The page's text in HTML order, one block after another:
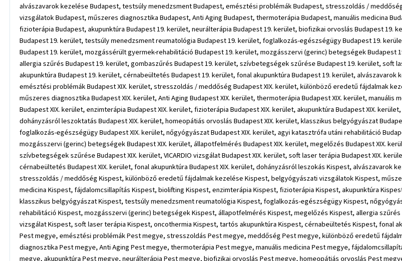
alvászavarok kezelése Budapest, testsúly menedzsment Budapest, emésztési problémák Budapest, stresszoldás /
vizsgálatok Budapest, műszeres diagnosztika Budapest, Anti Aging Budapest, thermoterápia Budapest, manuális medicina
fizioterápia Budapest, akupunktúra Budapest 19. kerület, neurálterápia Budapest 19. kerület, biofizikai orvoslás Budapest
Budapest 19. kerület, testsúly menedzsment reumatológia Budapest 19. kerület, foglalkozás-egészségügy Budapest 19.
Budapest 19. kerület, mozgássérült gyermek-rehabilitáció Budapest 19. kerület, mozgásszervi (gerinc) betegségek
allergia szűrés Budapest 19. kerület, gombaszűrés Budapest 19. kerület, szívbetegségek szűrése Budapest 19. kerület, soft
akupunktúra Budapest 19. kerület, cérnabeültetés Budapest 19. kerület, fonal akupunktúra Budapest 19. kerület,
emésztési problémák Budapest XIX. kerület, stresszoldás / meddőség Budapest XIX. kerület, különböző eredetű fájdalmak
műszeres diagnosztika Budapest XIX. kerület, Anti Aging Budapest XIX. kerület, thermoterápia Budapest XIX. kerület,
Budapest XIX. kerület, enzimterápia Budapest XIX. kerület, fizioterápia Budapest XIX. kerület, akupunktúra Budapest XIX.
dohányzásról leszoktatás Budapest XIX. kerület, homeopátiás orvoslás Budapest XIX. kerület, klasszikus belgyógyászat
foglalkozás-egészségügy Budapest XIX. kerület, nőgyógyászat Budapest XIX. kerület, agyi katasztrófa utáni rehabilitáció
mozgásszervi (gerinc) betegségek Budapest XIX. kerület, állapotfelmérés Budapest XIX. kerület, megelőzés Budapest XIX.
szívbetegségek szűrése Budapest XIX. kerület, VICARDIO vizsgálat Budapest XIX. kerület, soft laser terápia Budapest XIX.
cérnabeültetés Budapest XIX. kerület, fonal akupunktúra Budapest XIX. kerület, dohányzásról leszokás Kispest,
stresszoldás / meddőség Kispest, különböző eredetű fájdalmak kezelése Kispest, belgyógyászati vizsgálatok Kispest,
medicina Kispest, fájdalomcsillapítás Kispest, biolifting Kispest, enzimterápia Kispest, fizioterápia Kispest, akupunktúra
klasszikus belgyógyászat Kispest, testsúly menedzsment reumatológia Kispest, foglalkozás-egészségügy Kispest,
rehabilitáció Kispest, mozgásszervi (gerinc) betegségek Kispest, állapotfelmérés Kispest, megelőzés Kispest, allergia
vizsgálat Kispest, soft laser terápia Kispest, oncothermia Kispest, tartós akupunktúra Kispest, cérnabeültetés Kispest, fonal
Pest megye, emésztési problémák Pest megye, stresszoldás Pest megye, meddőség Pest megye, különböző eredetű
diagnosztika Pest megye, Anti Aging Pest megye, thermoterápia Pest megye, manuális medicina Pest megye,
megye, akupunktúra Pest megye, neurálterápia Pest megye, biofizikai orvoslás Pest megye, homeopátiás orvoslás Pest